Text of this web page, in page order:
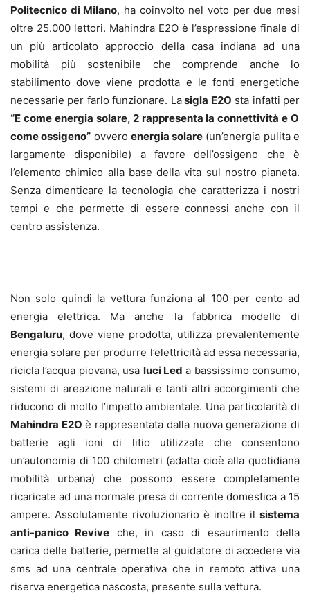
Politecnico di Milano, ha coinvolto nel voto per due mesi
oltre 25.000 lettori. Mahindra E2O è l’espressione finale di
un più articolato approccio della casa indiana ad una
mobilità più sostenibile che comprende anche lo
stabilimento dove viene prodotta e le fonti energetiche
necessarie per farlo funzionare. Lasigla E2O sta infatti per
“E come energia solare, 2 rappresenta la connettività e O
come ossigeno” ovvero energia solare (un’energia pulita e
largamente disponibile) a favore dell’ossigeno che è
l’elemento chimico alla base della vita sul nostro pianeta.
Senza dimenticare la tecnologia che caratterizza i nostri
tempi e che permette di essere connessi anche con il
centro assistenza.
Non solo quindi la vettura funziona al 100 per cento ad
energia elettrica. Ma anche la fabbrica modello di
Bengaluru, dove viene prodotta, utilizza prevalentemente
energia solare per produrre l’elettricità ad essa necessaria,
ricicla l’acqua piovana, usa luci Led a bassissimo consumo,
sistemi di areazione naturali e tanti altri accorgimenti che
riducono di molto l’impatto ambientale. Una particolarità di
Mahindra E2O è rappresentata dalla nuova generazione di
batterie agli ioni di litio utilizzate che consentono
un’autonomia di 100 chilometri (adatta cioè alla quotidiana
mobilità urbana) che possono essere completamente
ricaricate ad una normale presa di corrente domestica a 15
ampere. Assolutamente rivoluzionario è inoltre il sistema
anti-panico Revive che, in caso di esaurimento della
carica delle batterie, permette al guidatore di accedere via
sms ad una centrale operativa che in remoto attiva una
riserva energetica nascosta, presente sulla vettura.